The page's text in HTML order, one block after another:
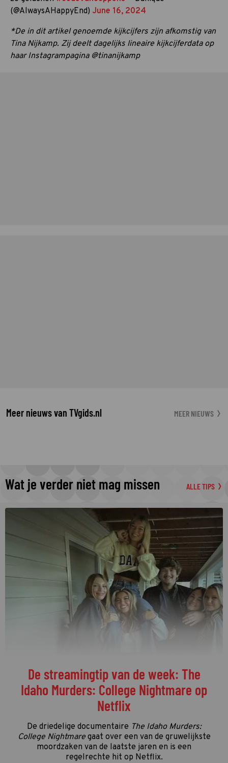
(@AlwaysAHappyEnd) June 16, 2024
*De in dit artikel genoemde kijkcijfers zijn afkomstig van
Tina Nijkamp. Zij deelt dagelijks lineaire kijkcijferdata op
haar Instagrampagina @tinanijkamp
Meer nieuws van TVgids.nl MEER NIEUWS
Wat je verder niet mag missen ALLE TIPS
De streamingtip van de week: The
Idaho Murders: College Nightmare op
Netflix
De driedelige documentaire The Idaho Murders:
College Nightmaregaat over een van de gruwelijkste
moordzaken van de laatste jaren en is een
regelrechte hit op Netflix.